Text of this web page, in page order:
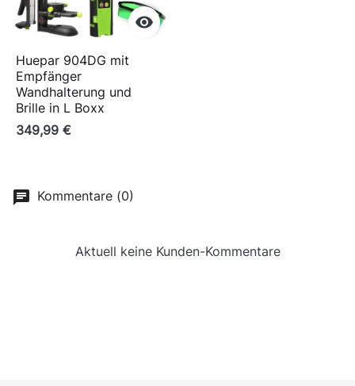

Huepar 904DG mit
Empfänger
Wandhalterung und
Brille in L Boxx
349,99 €
Kommentare (0)
Aktuell keine Kunden-Kommentare